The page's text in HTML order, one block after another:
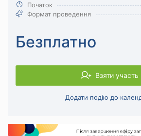
Початок
Формат проведення
Безплатно
Взяти участь
Додати подію до